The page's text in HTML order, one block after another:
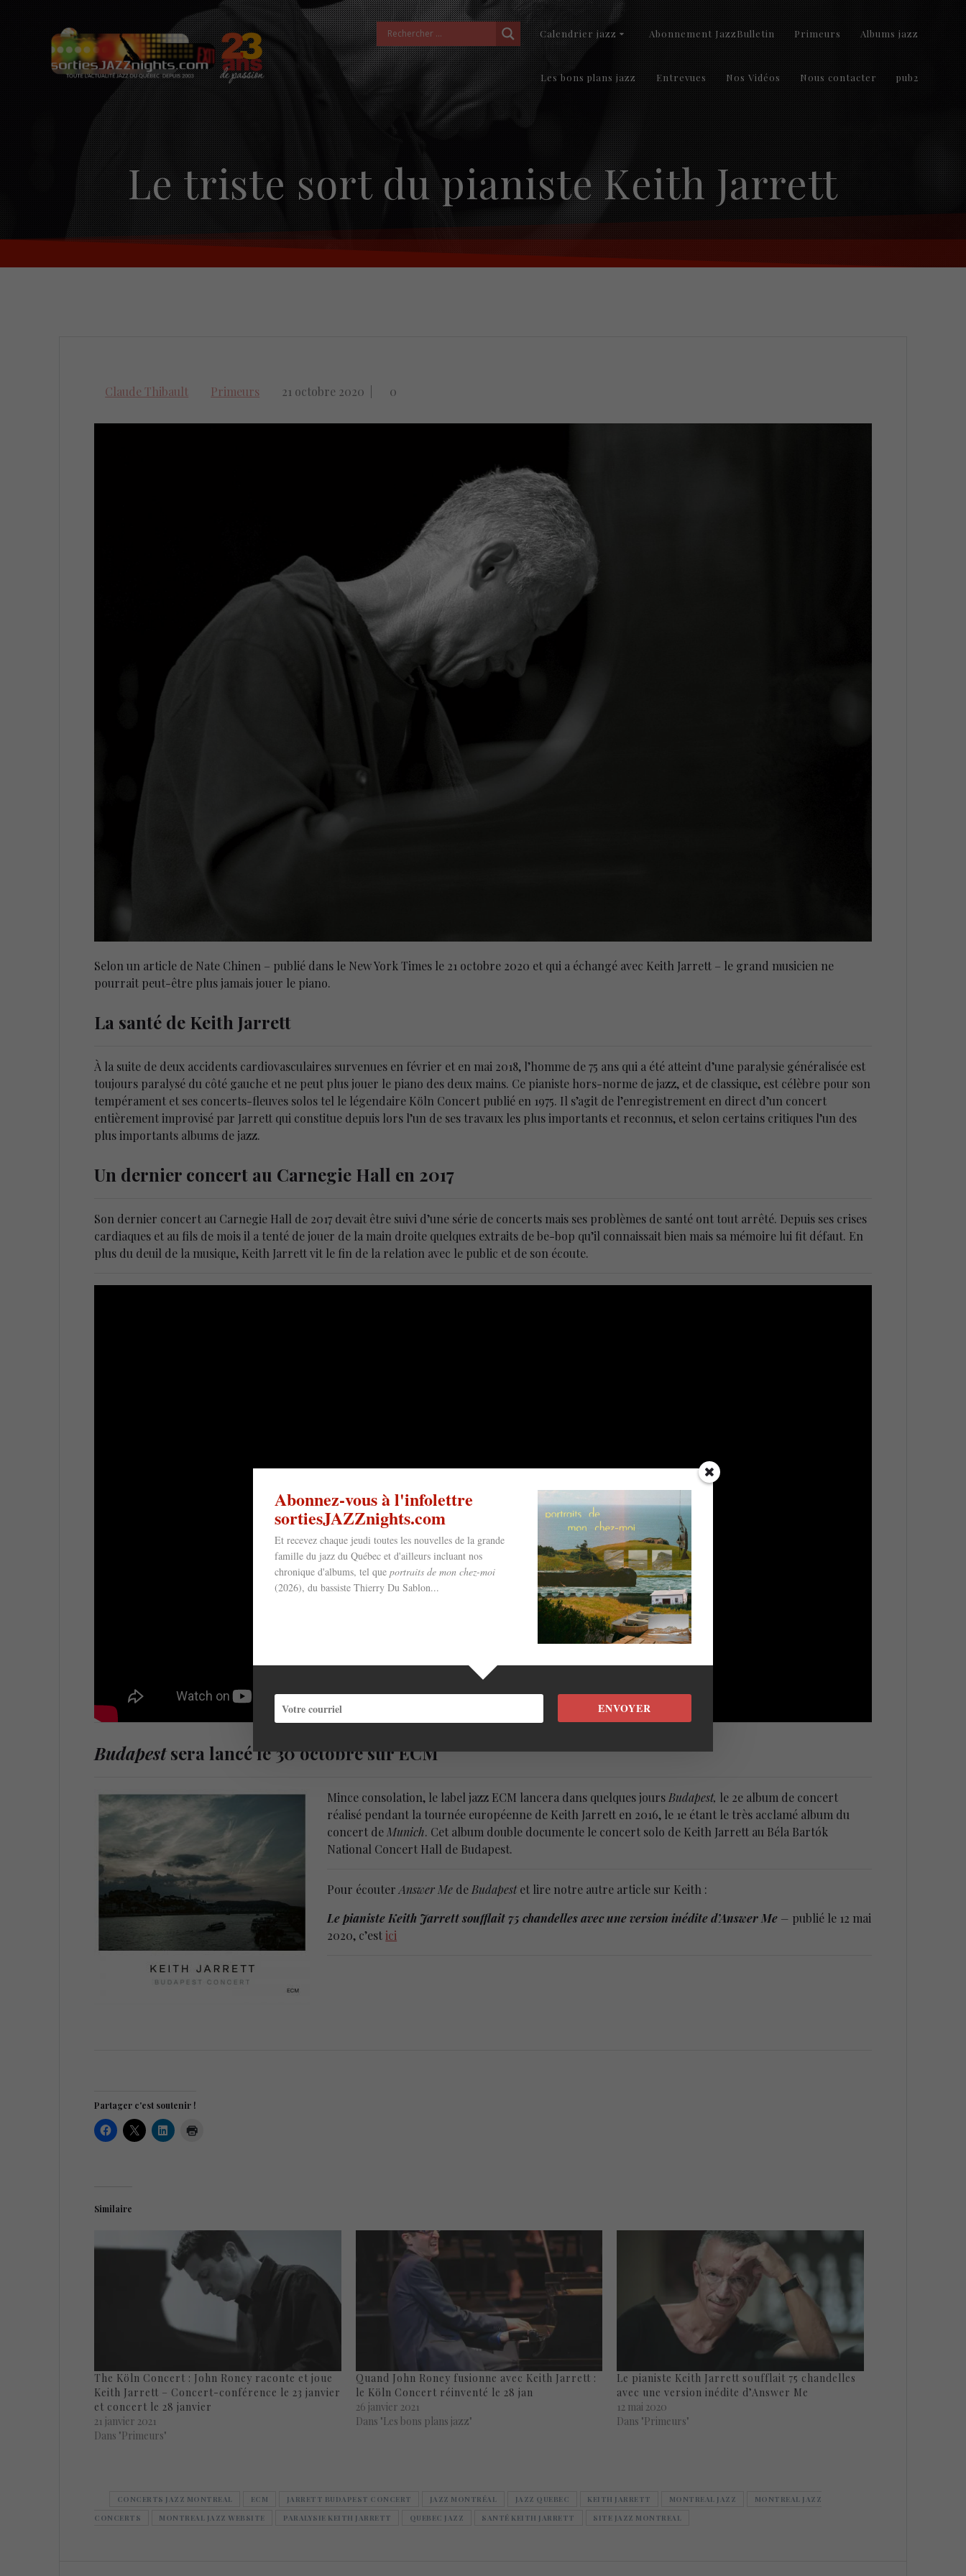
Calendrier jazz Abonnement JazzBulletin Primeurs Albums jazz
Les bons plans jazz Entrevues Nos Vidéos Nous contacter pub2
Le triste sort du pianiste Keith Jarrett
Claude Thibault Primeurs 21 octobre 2020 0
Selon un article de Nate Chinen – publié dans le New York Times le 21 octobre 2020 et qui a échangé avec Keith Jarrett – le grand musicien ne
pourrait peut-être plus jamais jouer le piano.
La santé de Keith Jarrett
À la suite de deux accidents cardiovasculaires survenues en février et en mai 2018, l’homme de 75 ans qui a été atteint d’une paralysie généralisée est
toujours paralysé du côté gauche et ne peut plus jouer le piano des deux mains. Ce pianiste hors-norme de jazz, et de classique, est célèbre pour son
tempérament et ses concerts-fleuves solos tel le légendaire Köln Concert publié en 1975. Il s’agit de l’enregistrement en direct d’un concert
entièrement improvisé par Jarrett qui constitue depuis lors l’un de ses travaux les plus importants et reconnus, et selon certains critiques l’un des
plus importants albums de jazz.
Un dernier concert au Carnegie Hall en 2017
Son dernier concert au Carnegie Hall de 2017 devait être suivi d’une série de concerts mais ses problèmes de santé ont tout arrêté. Depuis ses crises
cardiaques et au fils de mois il a tenté de jouer de la main droite quelques extraits de be-bop qu’il connaissait bien mais sa mémoire lui fit défaut. En
plus du deuil de la musique, Keith Jarrett vit le fin de la relation avec le public et de son écoute.
Budapestsera lancé le 30 octobre sur ECM
Mince consolation, le label jazz ECM lancera dans quelques jours Budapest, le 2e album de concert
réalisé pendant la tournée européenne de Keith Jarrett en 2016, le 1e étant le très acclamé album du
concert de Munich. Cet album double documente le concert solo de Keith Jarrett au Béla Bartók
National Concert Hall de Budapest.
Pour écouterAnswer Me de Budapestet lire notre autre article sur Keith :
Le pianiste Keith Jarrett soufflait 75 chandelles avec une version inédite d’Answer Me – publié le 12 mai
2020, c’est ici
Partager c'est soutenir !
Similaire
The Köln Concert : John Roney raconte et joue
Keith Jarrett – Concert-conférence le 23 janvier
et concert le 28 janvier
21 janvier 2021
Dans "Primeurs"
Quand John Roney fusionne avec Keith Jarrett :
le Köln Concert réinventé le 28 jan
26 janvier 2021
Dans "Les bons plans jazz"
Le pianiste Keith Jarrett soufflait 75 chandelles
avec une version inédite d’Answer Me
12 mai 2020
Dans "Primeurs"
CONCERTS JAZZ MONTREAL ECM JARRETT BUDAPEST CONCERT JAZZ MONTRÉAL JAZZ QUEBEC KEITH JARRETT MONTREAL JAZZ
MONTREAL JAZZ
CONCERTS
MONTREAL JAZZ WEBSITE PARALYSIE KEITH JARRETT QUEBEC JAZZ SANTÉ KEITH JARRETT SITE JAZZ MONTREAL
Abonnez-vous à l'infolettre
sortiesJAZZnights.com
Et recevez chaque jeudi toutes les nouvelles de la grande
famille du jazz du Québec et d'ailleurs incluant nos
chronique d'albums, tel que portraits de mon chez-moi
(2026), du bassiste Thierry Du Sablon...
ENVOYER